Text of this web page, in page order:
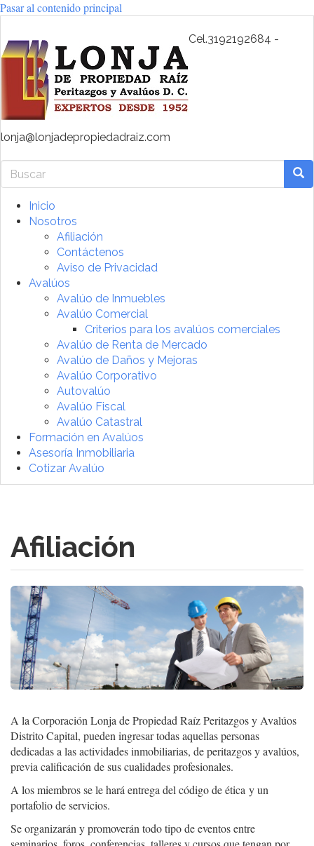
Pasar al contenido principal
Cel.3192192684 -
lonja@lonjadepropiedadraiz.com
Buscar
Inicio
Nosotros
Afiliación
Contáctenos
Aviso de Privacidad
Avalúos
Avalúo de Inmuebles
Avalúo Comercial
Criterios para los avalúos comerciales
Avalúo de Renta de Mercado
Avalúo de Daños y Mejoras
Avalúo Corporativo
Autovalúo
Avalúo Fiscal
Avalúo Catastral
Formación en Avalúos
Asesoría Inmobiliaria
Cotizar Avalúo
Afiliación
A la Corporación Lonja de Propiedad Raíz Peritazgos y Avalúos
Distrito Capital, pueden ingresar todas aquellas personas
dedicadas a las actividades inmobiliarias, de peritazgos y avalúos,
previa calificación de sus cualidades profesionales.
A los miembros se le hará entrega del código de ética y un
portafolio de servicios.
Se organizarán y promoverán todo tipo de eventos entre